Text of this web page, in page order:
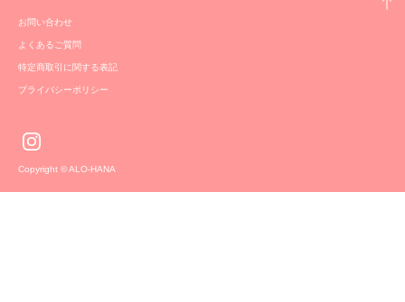
お問い合わせ
よくあるご質問
特定商取引に関する表記
プライバシーポリシー
Copyright © ALO-HANA